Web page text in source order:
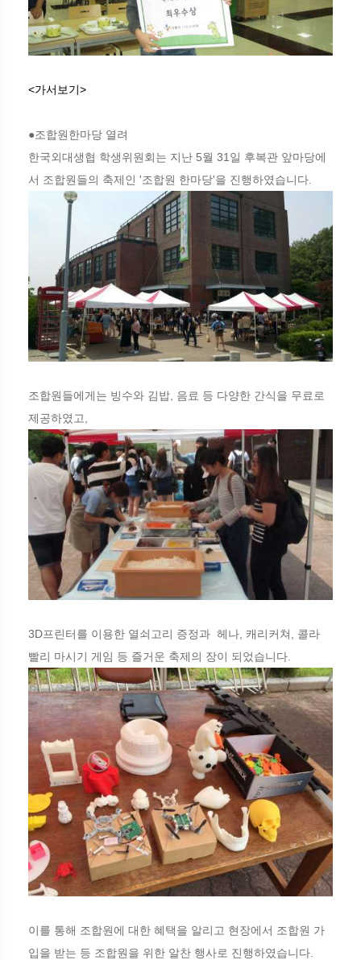
<가서보기>
●조합원한마당 열려
한국외대생협 학생위원회는 지난 5월 31일 후복관 앞마당에
서 조합원들의 축제인 '조합원 한마당'을 진행하였습니다.
조합원들에게는 빙수와 김밥, 음료 등 다양한 간식을 무료로
제공하였고,
3D프린터를 이용한 열쇠고리 증정과 헤나, 캐리커쳐, 콜라
빨리 마시기 게임 등 즐거운 축제의 장이 되었습니다.
이를 통해 조합원에 대한 혜택을 알리고 현장에서 조합원 가
입을 받는 등 조합원을 위한 알찬 행사로 진행하였습니다.